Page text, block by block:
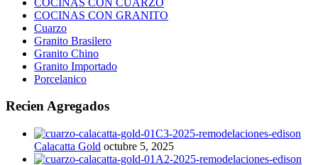
COCINAS CON GRANITO
Cuarzo
Granito Brasilero
Granito Chino
Granito Importado
Porcelanico
Recien Agregados
Calacatta Gold octubre 5, 2025